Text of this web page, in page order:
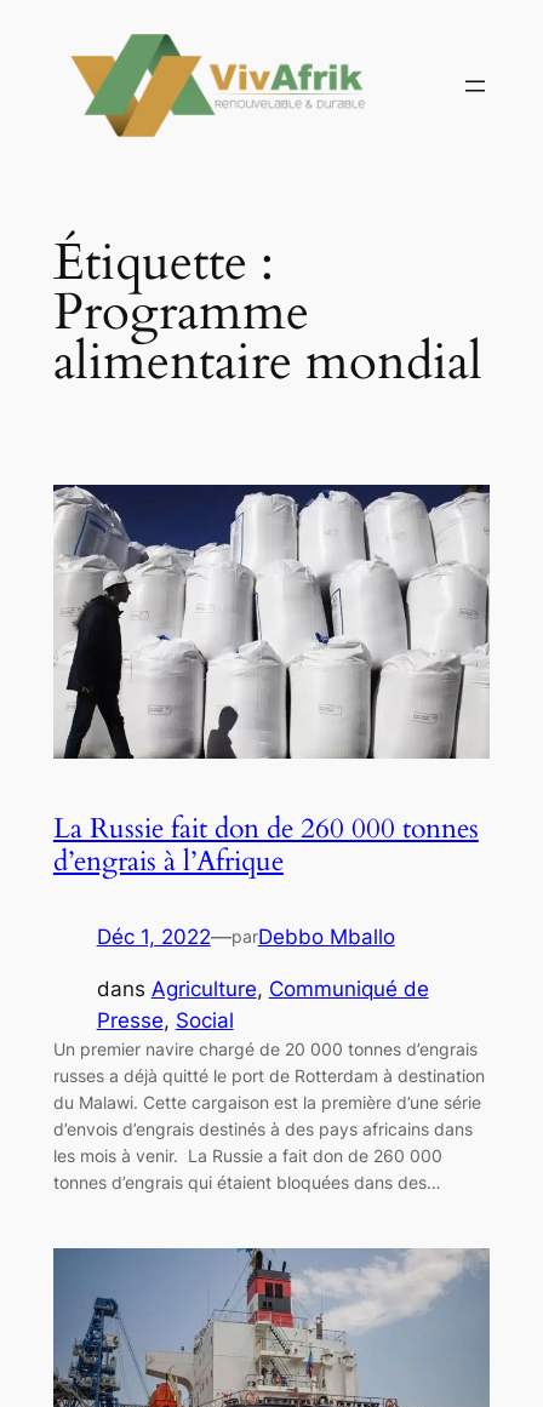
contenu
Étiquette :
Programme
alimentaire mondial
La Russie fait don de 260 000 tonnes
d’engrais à l’Afrique
Déc 1, 2022—parDebbo Mballo
dans Agriculture, Communiqué de
Presse, Social
Un premier navire chargé de 20 000 tonnes d’engrais
russes a déjà quitté le port de Rotterdam à destination
du Malawi. Cette cargaison est la première d’une série
d’envois d’engrais destinés à des pays africains dans
les mois à venir. La Russie a fait don de 260 000
tonnes d’engrais qui étaient bloquées dans des…